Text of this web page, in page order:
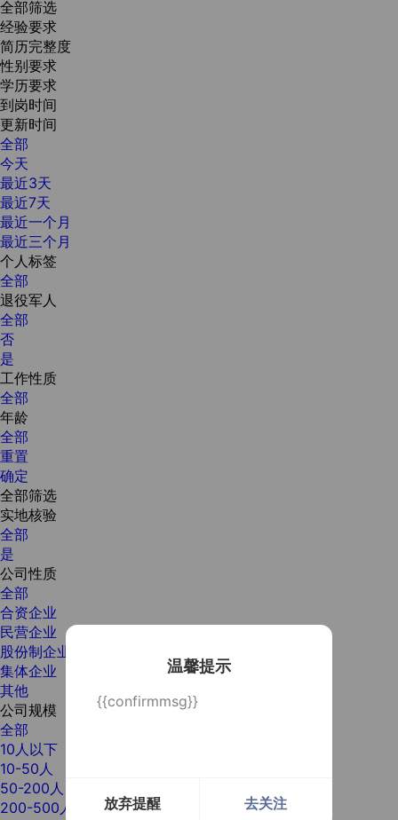
温馨提示
{{confirmmsg}}
放弃提醒 去关注
全部筛选
经验要求
简历完整度
性别要求
学历要求
到岗时间
更新时间
全部
今天
最近3天
最近7天
最近一个月
最近三个月
个人标签
全部
退役军人
全部
否
是
工作性质
全部
年龄
全部
重置
确定
全部筛选
实地核验
全部
是
公司性质
全部
合资企业
民营企业
股份制企业
集体企业
其他
公司规模
全部
10人以下
10-50人
50-200人
200-500人